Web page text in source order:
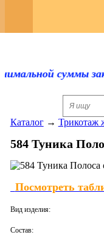
Оплата и
Контакты
Отзывы
Для оптовиков
суммы
Каталог→ Трикотаж
584 Туника
Посмотреть
Вид изделия:
Состав: